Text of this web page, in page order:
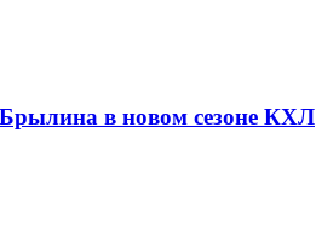
в новом сезоне КХЛ